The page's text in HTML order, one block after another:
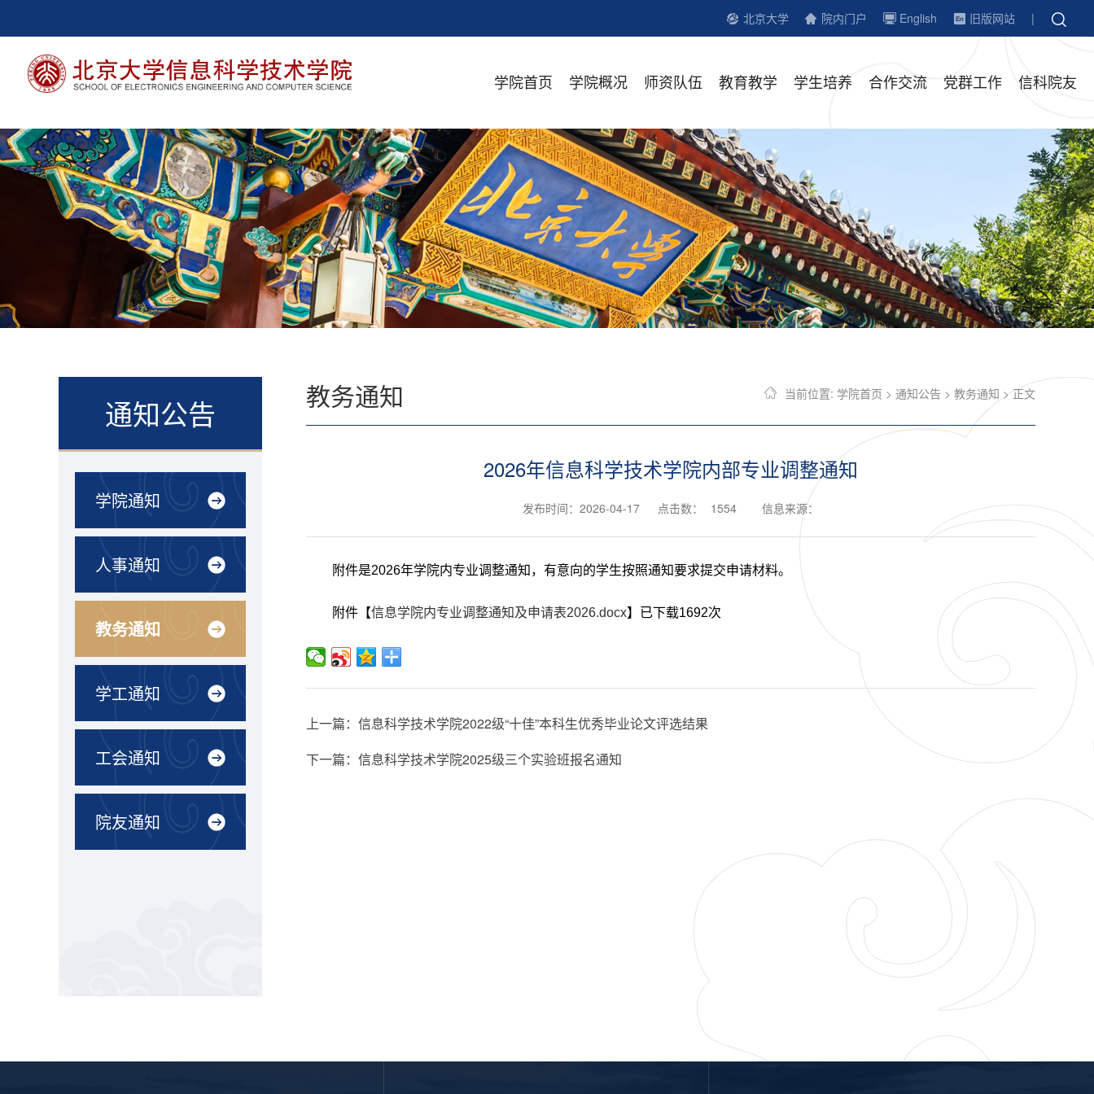
北京大学 院内门户 English 旧版网站 |
学院首页 学院概况 师资队伍 教育教学 学生培养 合作交流 党群工作 信科院友
通知公告
学院通知
人事通知
教务通知
学工通知
工会通知
院友通知
教务通知 当前位置: 学院首页 > 通知公告 > 教务通知 > 正文
2026年信息科学技术学院内部专业调整通知
发布时间：2026-04-17 点击数： 1554 信息来源：
附件是2026年学院内专业调整通知，有意向的学生按照通知要求提交申请材料。
附件【信息学院内专业调整通知及申请表2026.docx】已下载1692次
上一篇：信息科学技术学院2022级“十佳”本科生优秀毕业论文评选结果
下一篇：信息科学技术学院2025级三个实验班报名通知